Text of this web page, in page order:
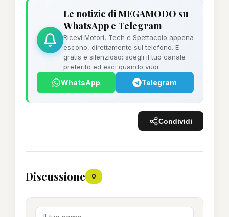
Le notizie di MEGAMODO su
WhatsApp e Telegram
Ricevi Motori, Tech e Spettacolo appena
escono, direttamente sul telefono. È
gratis e silenzioso: scegli il tuo canale
preferito ed esci quando vuoi.
WhatsApp Telegram
Condividi
Discussione 0